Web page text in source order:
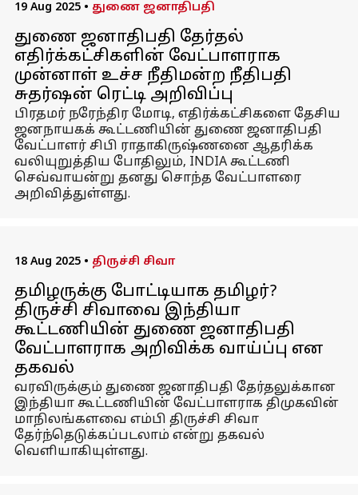
19 Aug 2025 • துணை ஜனாதிபதி
துணை ஜனாதிபதி தேர்தல்
எதிர்க்கட்சிகளின் வேட்பாளராக
முன்னாள் உச்ச நீதிமன்ற நீதிபதி
சுதர்ஷன் ரெட்டி அறிவிப்பு
பிரதமர் நரேந்திர மோடி, எதிர்க்கட்சிகளை தேசிய
ஜனநாயகக் கூட்டணியின் துணை ஜனாதிபதி
வேட்பாளர் சிபி ராதாகிருஷ்ணனை ஆதரிக்க
வலியுறுத்திய போதிலும், INDIA கூட்டணி
செவ்வாயன்று தனது சொந்த வேட்பாளரை
அறிவித்துள்ளது.
18 Aug 2025 • திருச்சி சிவா
தமிழருக்கு போட்டியாக தமிழர்?
திருச்சி சிவாவை இந்தியா
கூட்டணியின் துணை ஜனாதிபதி
வேட்பாளராக அறிவிக்க வாய்ப்பு என
தகவல்
வரவிருக்கும் துணை ஜனாதிபதி தேர்தலுக்கான
இந்தியா கூட்டணியின் வேட்பாளராக திமுகவின்
மாநிலங்களவை எம்பி திருச்சி சிவா
தேர்ந்தெடுக்கப்படலாம் என்று தகவல்
வெளியாகியுள்ளது.